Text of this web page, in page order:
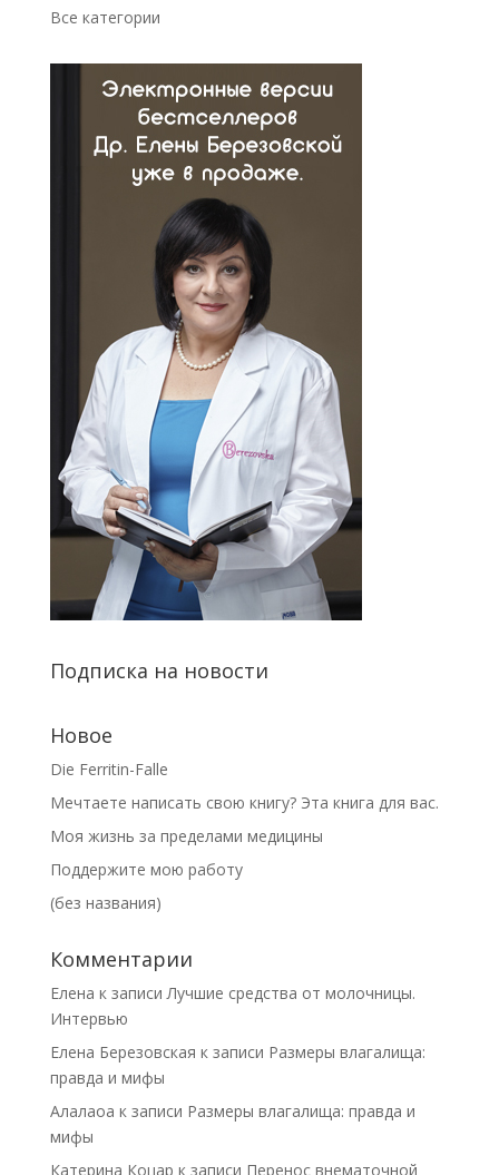
Все категории
Подписка на новости
Новое
Die Ferritin-Falle
Мечтаете написать свою книгу? Эта книга для вас.
Моя жизнь за пределами медицины
Поддержите мою работу
(без названия)
Комментарии
Елена к записиЛучшие средства от молочницы.
Интервью
Елена Березовская к записи Размеры влагалища:
правда и мифы
Алалаоа к записи Размеры влагалища: правда и
мифы
Катерина Коцар к записи Перенос внематочной